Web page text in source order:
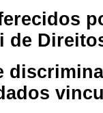
de